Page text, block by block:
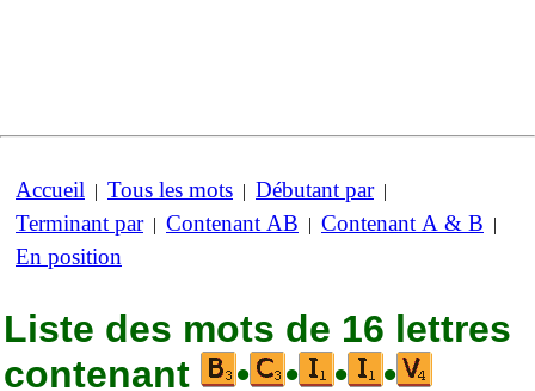
Accueil | Tous les mots | Débutant par|
Terminant par| Contenant AB | Contenant A & B |
En position
Liste des mots de 16 lettres
contenant
• • • •